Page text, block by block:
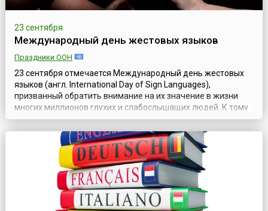
23 сентября
Международный день жестовых языков
Праздники ООН
23 сентября отмечается Международный день жестовых
языков (англ. International Day of Sign Languages),
призванный обратить внимание на их значение в жизни
многих миллионов глухих и слабослышащих людей. К тому
же сегодняшняя дата — это уникальная возможность
поддержать и защитить языковую самобытность и
культурное разнообразие всех глухих людей и других
пользователей жестовых языков. Она была прово...